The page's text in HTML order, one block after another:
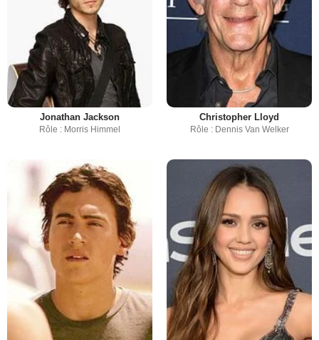
Jonathan Jackson
Rôle : Morris Himmel
Christopher Lloyd
Rôle : Dennis Van Welker